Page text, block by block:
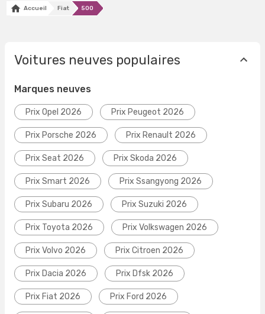
Accueil Fiat 500
Voitures neuves populaires
Marques neuves
Prix Opel 2026 Prix Peugeot 2026
Prix Porsche 2026 Prix Renault 2026
Prix Seat 2026 Prix Skoda 2026
Prix Smart 2026 Prix Ssangyong 2026
Prix Subaru 2026 Prix Suzuki 2026
Prix Toyota 2026 Prix Volkswagen 2026
Prix Volvo 2026 Prix Citroen 2026
Prix Dacia 2026 Prix Dfsk 2026
Prix Fiat 2026 Prix Ford 2026